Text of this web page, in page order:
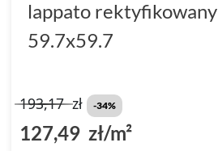
lappato rektyfikowany
59.7x59.7
193,17zł -34%
127,49 zł/m²